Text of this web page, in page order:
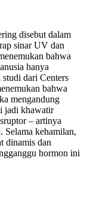
disebut dalam
sinar UV dan
bahwa
hanya
studi dari Centers
bahwa
mengandung
jadi khawatir
– artinya
Selama kehamilan,
dinamis dan
hormon ini